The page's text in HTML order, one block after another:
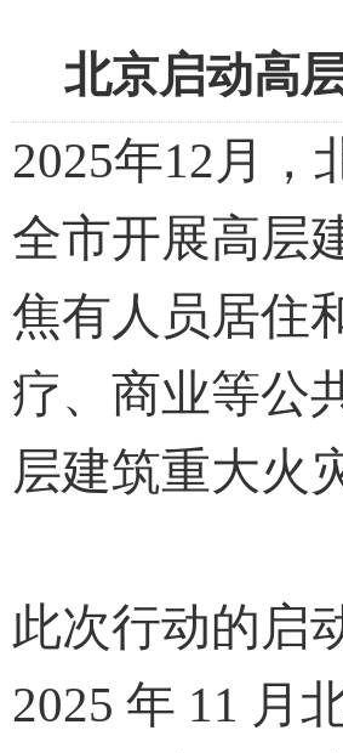
北京启动高
2025年12月，
全市开展高层
焦有人员居住
疗、商业等公
层建筑重大火
此次行动的启
2025 年 11 月